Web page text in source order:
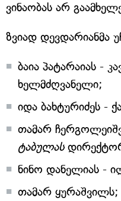
ვინაობას არ
ზვიად დევდარიანმა
ბაია პატარაიას -
ხელმძღვანელი;
იდა ბახტურიძეს -
თამარ
ტაბულას
ნინო დანელიას -
თამარ ყურაშვილს;